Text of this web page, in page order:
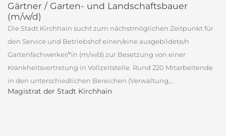
Gärtner / Garten- und Landschaftsbauer
(m/w/d)
Die Stadt Kirchhain sucht zum nächstmöglichen Zeitpunkt für
den Service und Betriebshof einen/eine ausgebildete/n
Gartenfachwerker/*in (m/w/d) zur Besetzung von einer
Krankheitsvertretung in Vollzeitstelle. Rund 220 Mitarbeitende
in den unterschiedlichen Bereichen (Verwaltung,...
Magistrat der Stadt Kirchhain